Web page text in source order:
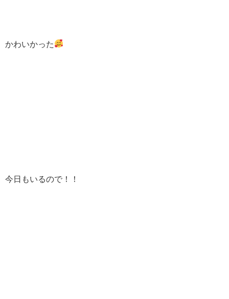
かわいかった
今日もいるので！！